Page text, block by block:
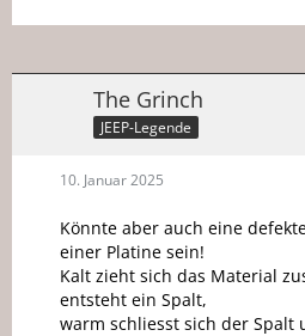
The Grinch
JEEP-Legende
10. Januar 2025
Könnte aber auch eine
einer Platine sein!
Kalt zieht sich das Material
entsteht ein Spalt,
warm schliesst sich der Spalt